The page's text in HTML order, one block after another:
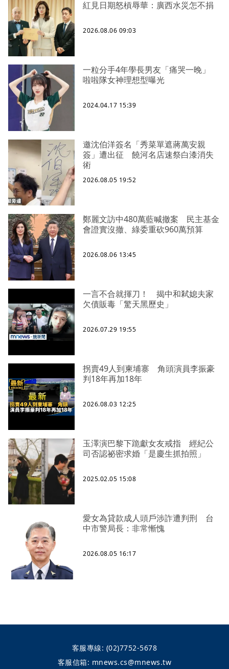
紅見日期怒槓辱華：廣西水災怎不捐
2026.08.06 09:03
一粒分手4年學長男友「痛哭一晚」
啦啦隊女神理想型曝光
2024.04.17 15:39
邀沈伯洋簽名「秀菜單遮蔣萬安親
簽」遭出征 饒河名店速祭白漆消失
術
2026.08.05 19:52
鄭麗文訪中480萬藍喊撤案 民主基金
會證實沒撤、綠委重砍960萬預算
2026.08.06 13:45
一言不合就揮刀！ 揭中和弒媳夫家
欠債販毒「驚天黑歷史」
2026.07.29 19:55
拐賣49人到柬埔寨 角頭演員李振豪
判18年再加18年
2026.08.03 12:25
玉澤演巴黎下跪獻女友戒指 經紀公
司否認祕密求婚「是慶生抓拍照」
2025.02.05 15:08
愛女為貸款成人頭戶涉詐遭判刑 台
中市警局長：非常慚愧
2026.08.05 16:17
客服專線: (02)7752-5678
客服信箱: mnews.cs@mnews.tw